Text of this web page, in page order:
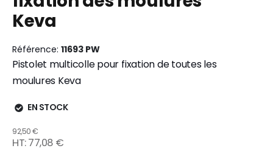
of
the
images
of
the
images
Keva
Référence 11693 PW
Pistolet multicolle pour fixation de toutes les
moulures Keva
EN STOCK
92,50 €
77,08 €